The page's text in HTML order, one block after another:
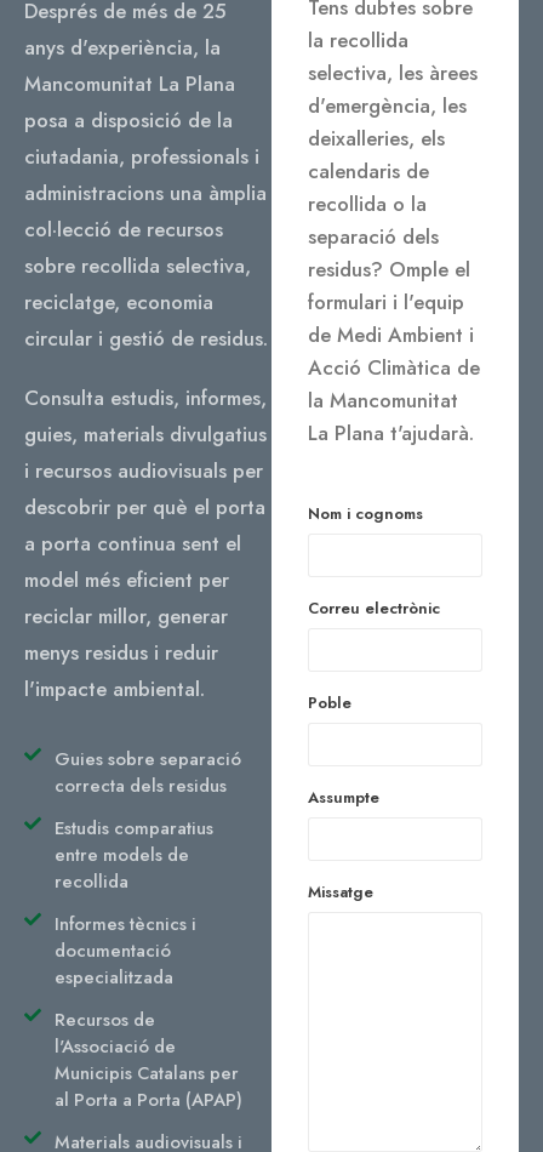
Després de més de 25
anys d'experiència, la
Mancomunitat La Plana
posa a disposició de la
ciutadania, professionals i
administracions una àmplia
col·lecció de recursos
sobre recollida selectiva,
reciclatge, economia
circular i gestió de residus.
Consulta estudis, informes,
guies, materials divulgatius
i recursos audiovisuals per
descobrir per què el porta
a porta continua sent el
model més eficient per
reciclar millor, generar
menys residus i reduir
l'impacte ambiental.
Guies sobre separació
correcta dels residus
Estudis comparatius
entre models de
recollida
Informes tècnics i
documentació
especialitzada
Recursos de
l'Associació de
Municipis Catalans per
al Porta a Porta (APAP)
Materials audiovisuals i
Tens dubtes sobre
la recollida
selectiva, les àrees
d'emergència, les
deixalleries, els
calendaris de
recollida o la
separació dels
residus? Omple el
formulari i l'equip
de Medi Ambient i
Acció Climàtica de
la Mancomunitat
La Plana t'ajudarà.
Nom i cognoms
Correu electrònic
Poble
Assumpte
Missatge